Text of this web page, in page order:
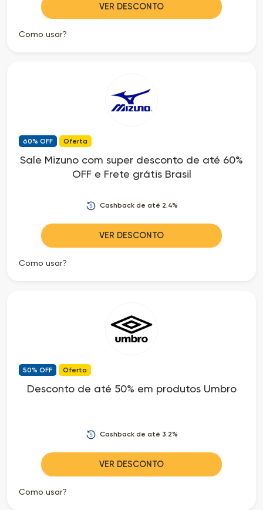
VER DESCONTO
Como usar?
60% OFF Oferta
Sale Mizuno com super desconto de até 60%
OFF e Frete grátis Brasil
Cashback de até 2.4%
VER DESCONTO
Como usar?
50% OFF Oferta
Desconto de até 50% em produtos Umbro
Cashback de até 3.2%
VER DESCONTO
Como usar?